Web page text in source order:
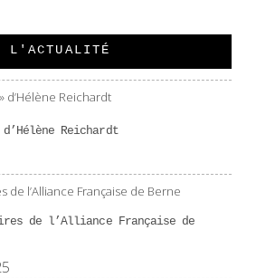
L'ACTUALITÉ
Reichardt
de l’Alliance Française de